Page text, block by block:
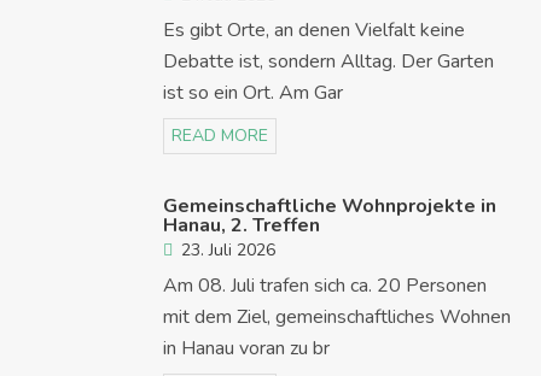
Es gibt Orte, an denen Vielfalt keine
Debatte ist, sondern Alltag. Der Garten
ist so ein Ort. Am Gar
READ MORE
Gemeinschaftliche Wohnprojekte in
Hanau, 2. Treffen
23. Juli 2026
Am 08. Juli trafen sich ca. 20 Personen
mit dem Ziel, gemeinschaftliches Wohnen
in Hanau voran zu br